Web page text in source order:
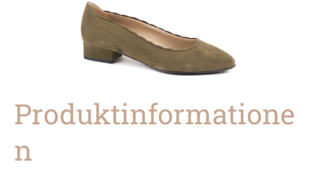
Produktinformatione
n